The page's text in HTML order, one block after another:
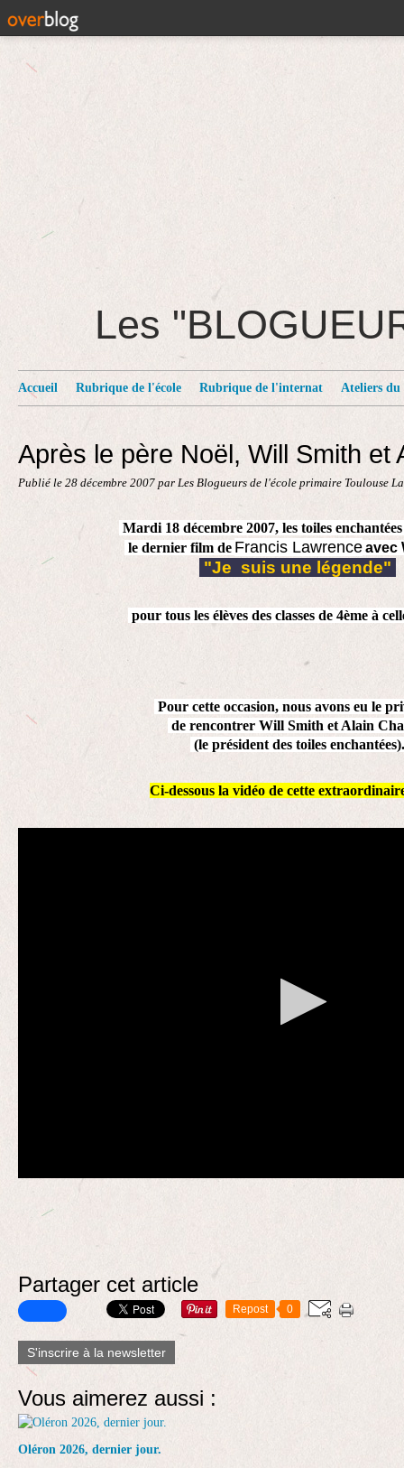
Les
Accueil Rubrique de l'école Rubrique de l'internat Ateliers du
Après le père Noël, Will Smith et
Publié le 28 décembre 2007 par Les Blogueurs de l'école primaire Toulouse
Mardi 18 décembre 2007, les toiles
le dernier film de Francis Lawrence avec
"Je suis une légende"
pour tous les élèves des classes de 4ème à
Pour cette occasion, nous avons eu le
de rencontrer Will Smith et Alain
(le président des toiles enchantées).
Ci-dessous la vidéo de cette
Partager cet article
Repost 0
S'inscrire à la newsletter
Vous aimerez aussi :
Oléron 2026, dernier jour.